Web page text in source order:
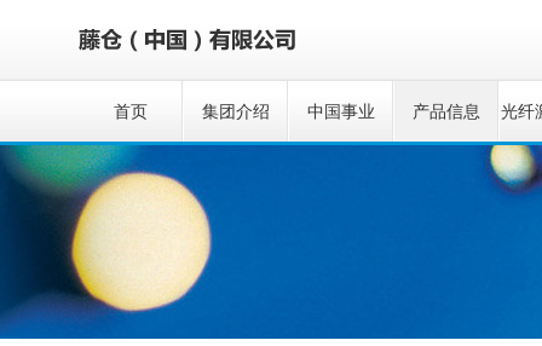
首页 集团介绍 中国事业 产品信息 光纤